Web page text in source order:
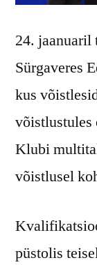
24.
Sürgaveres
kus
Klubi
võistlusel
püstolis